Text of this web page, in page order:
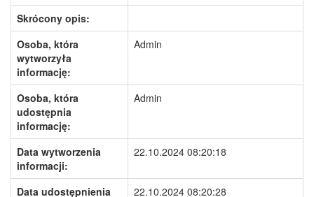
Skrócony opis:
Osoba, która
wytworzyła
informację:
Admin
Osoba, która
udostępnia
informację:
Admin
Data wytworzenia
informacji:
22.10.2024 08:20:18
Data udostępnienia
22.10.2024 08:20:28